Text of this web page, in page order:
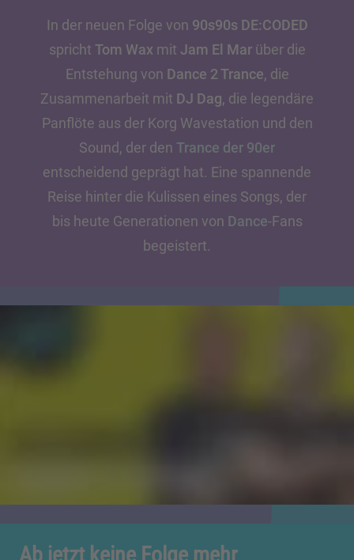
In der neuen Folge von 90s90s DE:CODED
spricht Tom Wax mit Jam El Marüber die
Entstehung von Dance 2 Trance, die
Zusammenarbeit mit DJ Dag, die legendäre
Panflöte aus der Korg Wavestation und den
Sound, der den Trance der 90er
entscheidend geprägt hat. Eine spannende
Reise hinter die Kulissen eines Songs, der
bis heute Generationen von Dance-Fans
begeistert.